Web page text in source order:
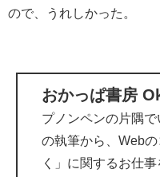
ので、うれしかった。
おかっぱ書房
プノンペンの片隅
の執筆から、Web
く」に関するお仕事